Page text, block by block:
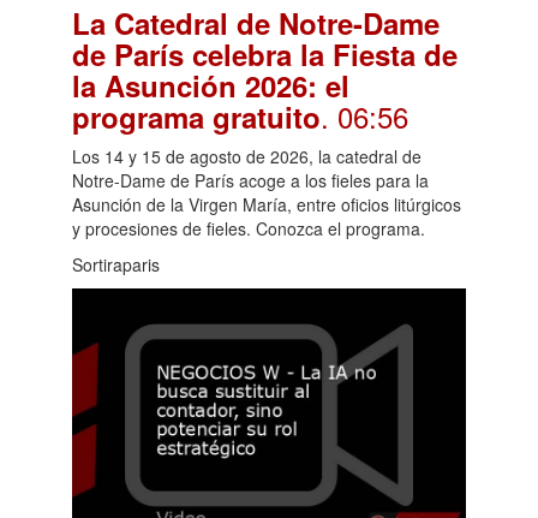
La Catedral de Notre-Dame
de París celebra la Fiesta de
la Asunción 2026: el
programa gratuito. 06:56
Los 14 y 15 de agosto de 2026, la catedral de
Notre-Dame de París acoge a los fieles para la
Asunción de la Virgen María, entre oficios litúrgicos
y procesiones de fieles. Conozca el programa.
Sortiraparis